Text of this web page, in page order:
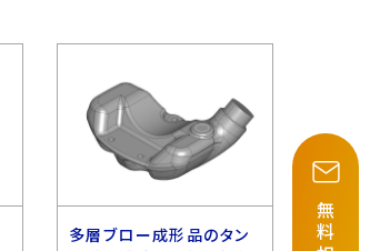
多層ブロー成形品のタン